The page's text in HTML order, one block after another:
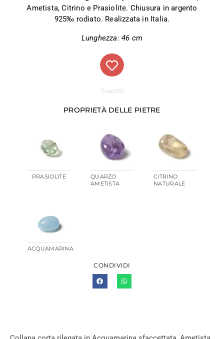
Ametista, Citrino e Prasiolite. Chiusura in argento
925‰ rodiato. Realizzata in Italia.
Lunghezza: 46 cm
Esaurito
PROPRIETÀ DELLE PIETRE
PRASIOLITE
QUARZO
AMETISTA
CITRINO
NATURALE
ACQUAMARINA
CONDIVIDI